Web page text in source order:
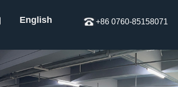
+86 0760-85158071
English